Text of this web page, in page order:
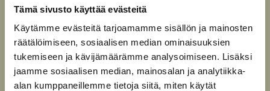
Tämä sivusto käyttää evästeitä
Käytämme evästeitä tarjoamamme sisällön ja mainosten
räätälöimiseen, sosiaalisen median ominaisuuksien
tukemiseen ja kävijämäärämme analysoimiseen. Lisäksi
jaamme sosiaalisen median, mainosalan ja analytiikka-
alan kumppaneillemme tietoja siitä, miten käytät
Teokset